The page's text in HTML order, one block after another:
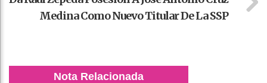
Medina Como Nuevo Titular De La SSP
Nota Relacionada